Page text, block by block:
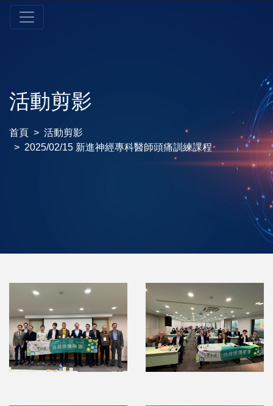
活動剪影
首頁
活動剪影
2025/02/15 新進神經專科醫師頭痛訓練課程